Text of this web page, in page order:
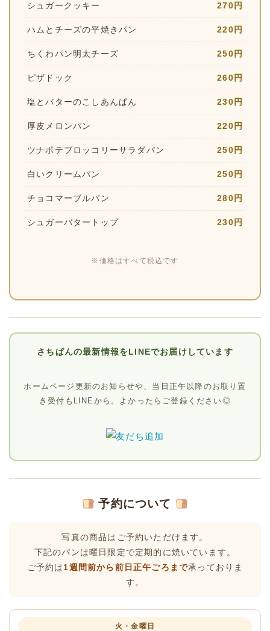
シュガークッキー 270円
ハムとチーズの平焼きパン 220円
ちくわパン明太チーズ 250円
ピザドック 260円
塩とバターのこしあんぱん 230円
厚皮メロンパン 220円
ツナポテブロッコリーサラダパン 250円
白いクリームパン 250円
チョコマーブルパン 280円
シュガーバタートップ 230円
※価格はすべて税込です
さちぱんの最新情報をLINEでお届けしています
ホームページ更新のお知らせや、当日正午以降のお取り置
き受付もLINEから。よかったらご登録ください◎
予約について
写真の商品はご予約いただけます。
下記のパンは曜日限定で定期的に焼いています。
ご予約は1週間前から前日正午ごろまで承っておりま
す。
火・金曜日